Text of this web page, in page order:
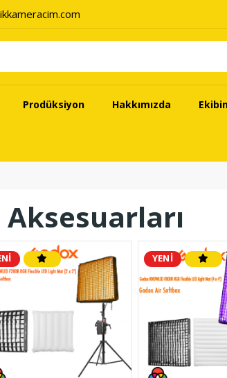
Prodüksiyon Hakkımızda
Aksesuarları
YENİ